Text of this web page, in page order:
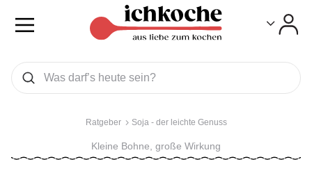
Was wollen Sie suchen
Suchen
Ratgeber Soja - der leichte Genuss
Kleine Bohne, große Wirkung